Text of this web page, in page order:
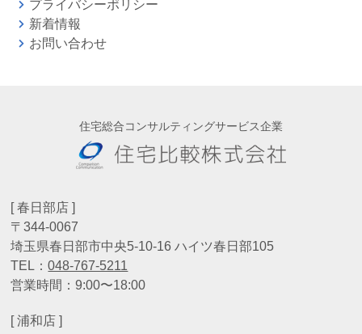
プライバシーポリシー
新着情報
お問い合わせ
住宅総合コンサルティングサービス企業
[ 春日部店 ]
〒344-0067
埼玉県春日部市中央5-10-16 ハイツ春日部105
TEL：048-767-5211
営業時間：9:00〜18:00
[ 浦和店 ]